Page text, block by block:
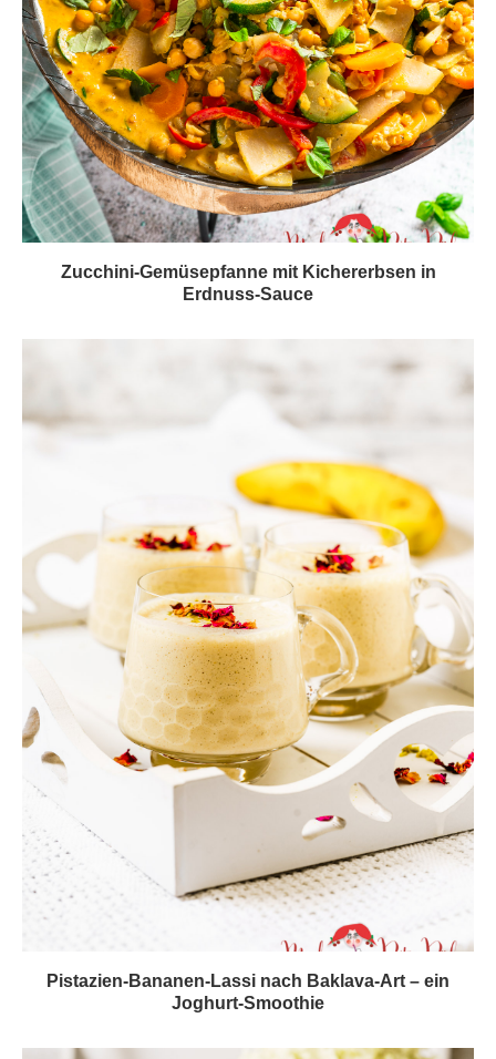
Zucchini-Gemüsepfanne mit Kichererbsen in
Erdnuss-Sauce
Pistazien-Bananen-Lassi nach Baklava-Art – ein
Joghurt-Smoothie